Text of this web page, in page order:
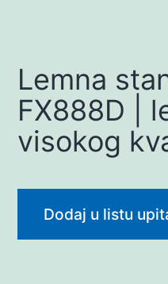
Lemna
FX888D |
visokog
Dodaj u listu